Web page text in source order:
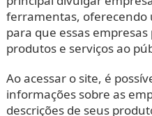
ferramentas,
para que essas
produtos e serviços ao
Ao acessar o site, é
informações sobre as
descrições de seus